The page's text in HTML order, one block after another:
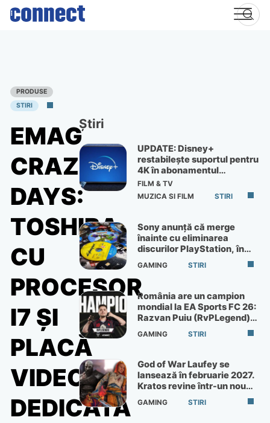
Skip
PRODUSE
STIRI
EMAG
CRAZY
DAYS:
TOSHIBA
CU
PROCESOR
I7 ŞI
PLACĂ
VIDEO
DEDICATĂ
Știri
UPDATE: Disney+
restabilește suportul pentru
4K în abonamentul
Premium
FILM & TV
MUZICA SI FILM
STIRI
Sony anunță că merge
înainte cu eliminarea
discurilor PlayStation, în
ciuda protestelor
GAMING STIRI
România are un campion
mondial la EA Sports FC 26:
Razvan Puiu (RvPLegend)
câștigă turneul de la Paris
GAMING STIRI
God of War Laufey se
lansează în februarie 2027.
Kratos revine într-un nou
God of War
GAMING STIRI